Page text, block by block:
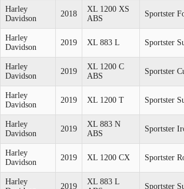
Harley
Davidson
2018
XL 1200 XS
ABS
Sportster
Harley
Davidson
2019 XL 883 L Sportster
Harley
Davidson
2019
XL 1200 C
ABS
Sportster
Harley
Davidson
2019 XL 1200 T Sportster
Harley
Davidson
2019
XL 883 N
ABS
Sportster
Harley
Davidson
2019 XL 1200 CX Sportster
Harley
2019
XL 883 L
Sportster